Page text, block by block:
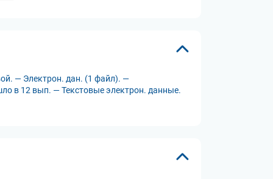
— Электрон. дан. (1 файл). —
в 12 вып. — Текстовые электрон. данные.